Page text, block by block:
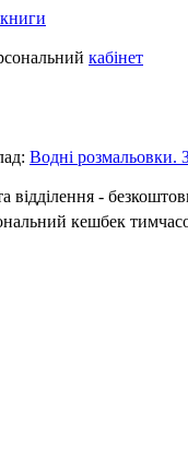
кабінет
Водні розмальовки.
-
кешбек